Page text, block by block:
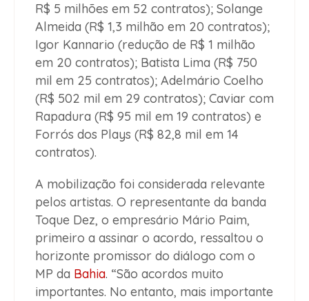
R$ 5 milhões em 52 contratos); Solange
Almeida (R$ 1,3 milhão em 20 contratos);
Igor Kannario (redução de R$ 1 milhão
em 20 contratos); Batista Lima (R$ 750
mil em 25 contratos); Adelmário Coelho
(R$ 502 mil em 29 contratos); Caviar com
Rapadura (R$ 95 mil em 19 contratos) e
Forrós dos Plays (R$ 82,8 mil em 14
contratos).
A mobilização foi considerada relevante
pelos artistas. O representante da banda
Toque Dez, o empresário Mário Paim,
primeiro a assinar o acordo, ressaltou o
horizonte promissor do diálogo com o
MP da Bahia. “São acordos muito
importantes. No entanto, mais importante